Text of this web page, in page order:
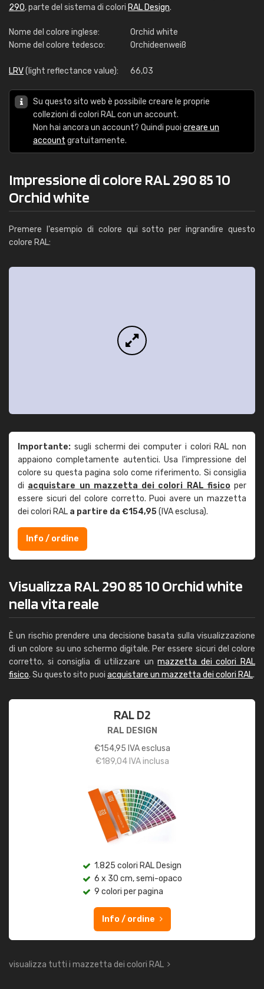
290, parte del sistema di colori RAL Design.
Nome del colore inglese:
Orchid white
Nome del colore tedesco:
Orchideenweiß
LRV(light reflectance value): 66,03
Su questo sito web è possibile creare le proprie
collezioni di colori RAL con un account.
Non hai ancora un account? Quindi puoi creare un
account gratuitamente.
Impressione di colore RAL 290 85 10
Orchid white
Premere l'esempio di colore qui sotto per ingrandire questo
colore RAL:
Importante: sugli schermi dei computer i colori RAL non
appaiono completamente autentici. Usa l'impressione del
colore su questa pagina solo come riferimento. Si consiglia
di acquistare un mazzetta dei colori RAL fisicoper
essere sicuri del colore corretto. Puoi avere un mazzetta
dei colori RAL a partire da €154,95(IVA esclusa).
Info / ordine
Visualizza RAL 290 85 10 Orchid white
nella vita reale
È un rischio prendere una decisione basata sulla visualizzazione
di un colore su uno schermo digitale. Per essere sicuri del colore
corretto, si consiglia di utilizzare unmazzetta dei colori RAL
fisico. Su questo sito puoi acquistare un mazzetta dei colori RAL.
RAL D2
RAL DESIGN
€154,95 IVA esclusa
€189,04IVA inclusa
1.825 colori RAL Design
6 x 30 cm, semi-opaco
9 colori per pagina
Info / ordine
visualizza tutti i mazzetta dei colori RAL